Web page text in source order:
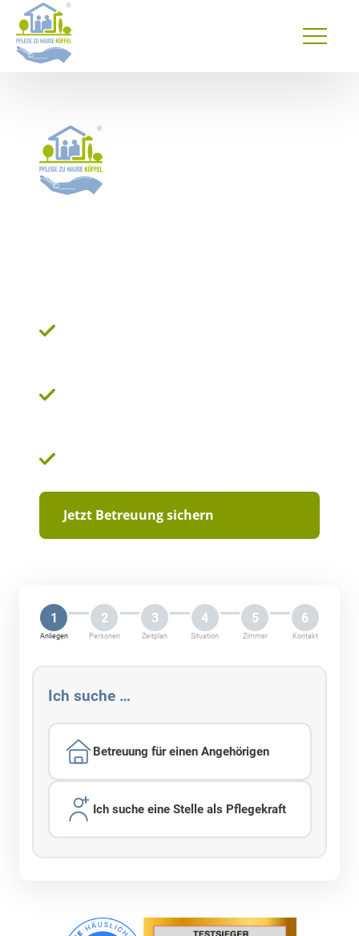
Primary
Jetzt Betreuung sichern
1
Anliegen
2
Personen
3
Zeitplan
4
Situation
5
Zimmer
6
Kontakt
Ich suche …
Betreuung für einen Angehörigen
Ich suche eine Stelle als Pflegekraft